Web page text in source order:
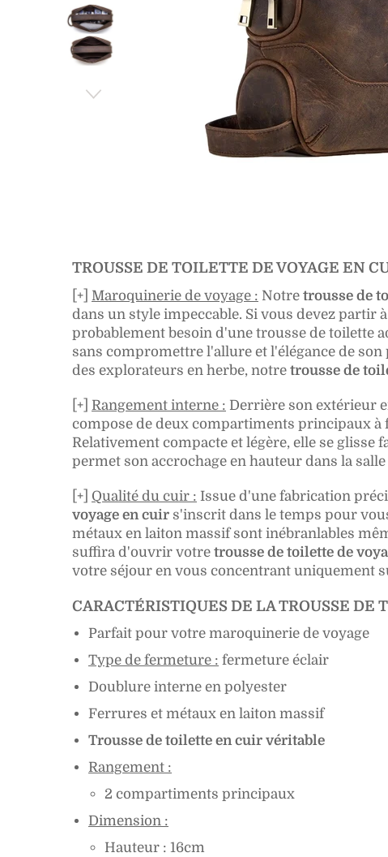
TROUSSE DE TOILETTE DE VOYAGE EN
[+] Maroquinerie de voyage : Notre trousse de
dans un style impeccable. Si vous devez partir
probablement besoin d'une trousse de toilette
sans compromettre l'allure et l'élégance de
des explorateurs en herbe, notre trousse de
[+] Rangement interne : Derrière son extérieur
compose de deux compartiments principaux
Relativement compacte et légère, elle se
permet son accrochage en hauteur dans la
[+] Qualité du cuir : Issue d'une fabrication
voyage en cuir s'inscrit dans le temps pour
métaux en laiton massif sont inébranlables
suffira d'ouvrir votre trousse de toilette de
votre séjour en vous concentrant uniquement
CARACTÉRISTIQUES DE LA TROUSSE DE
Parfait pour votre maroquinerie de voyage
Type de fermeture : fermeture éclair
Doublure interne en polyester
Ferrures et métaux en laiton massif
Trousse de toilette en cuir véritable
Rangement :
2 compartiments principaux
Dimension :
Hauteur : 16cm